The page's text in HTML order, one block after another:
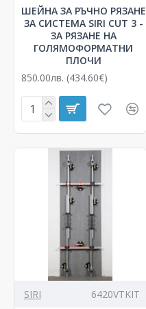
ШЕЙНА ЗА РЪЧНО РЯЗАНЕ
ЗА СИСТЕМА SIRI CUT 3 -
ЗА РЯЗАНЕ НА
ГОЛЯМОФОРМАТНИ
ПЛОЧИ
850.00лв. (434.60€)
SIRI 6420VTKIT